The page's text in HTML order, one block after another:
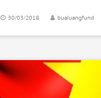
ดึงเงินในกระเป๋าออกมาใช้ จึงต้
เรื่อยๆ เพื่อให้เรายอมควักเงิน
ก่อนอื่นต้องคิดก่อนว่าของชิ้นใ
ต้องซื้อ เงินก็ต้องใช้เยอะ จะทำยั
ให้ […]
30/03/2018 bualuangfund